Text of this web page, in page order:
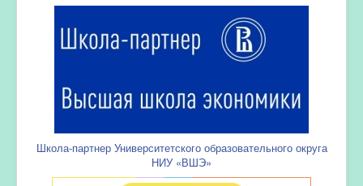
Школа-партнер Университетского образовательного округа
НИУ «ВШЭ»